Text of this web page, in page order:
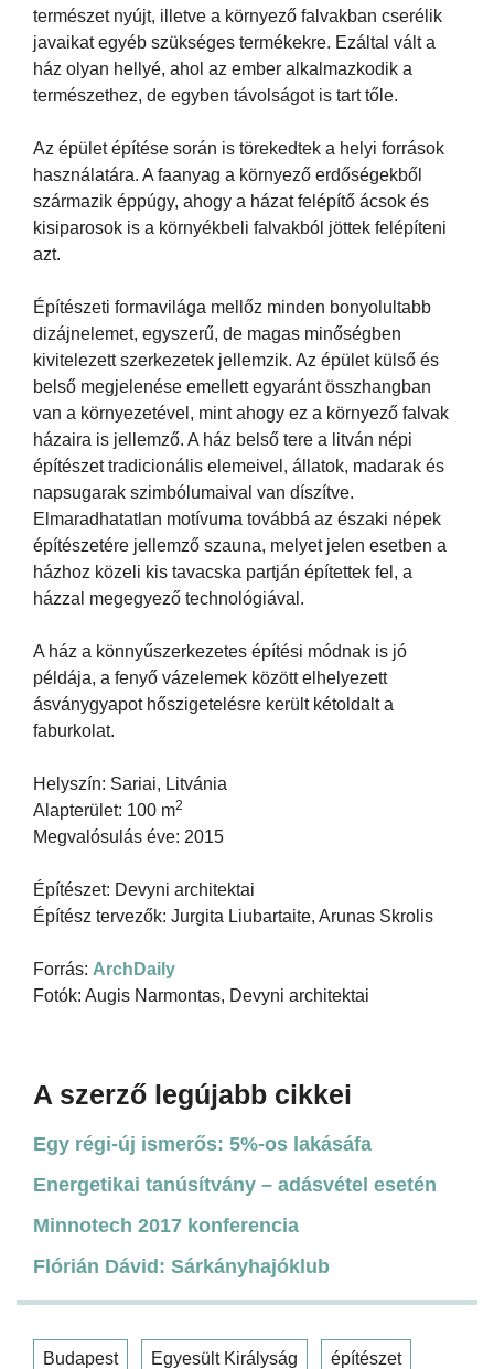
természet nyújt, illetve a környező falvakban cserélik
javaikat egyéb szükséges termékekre. Ezáltal vált a
ház olyan hellyé, ahol az ember alkalmazkodik a
természethez, de egyben távolságot is tart tőle.
Az épület építése során is törekedtek a helyi források
használatára. A faanyag a környező erdőségekből
származik éppúgy, ahogy a házat felépítő ácsok és
kisiparosok is a környékbeli falvakból jöttek felépíteni
azt.
Építészeti formavilága mellőz minden bonyolultabb
dizájnelemet, egyszerű, de magas minőségben
kivitelezett szerkezetek jellemzik. Az épület külső és
belső megjelenése emellett egyaránt összhangban
van a környezetével, mint ahogy ez a környező falvak
házaira is jellemző. A ház belső tere a litván népi
építészet tradicionális elemeivel, állatok, madarak és
napsugarak szimbólumaival van díszítve.
Elmaradhatatlan motívuma továbbá az északi népek
építészetére jellemző szauna, melyet jelen esetben a
házhoz közeli kis tavacska partján építettek fel, a
házzal megegyező technológiával.
A ház a könnyűszerkezetes építési módnak is jó
példája, a fenyő vázelemek között elhelyezett
ásványgyapot hőszigetelésre került kétoldalt a
faburkolat.
Helyszín: Sariai, Litvánia
Alapterület: 100 m2
Megvalósulás éve: 2015
Építészet: Devyni architektai
Építész tervezők: Jurgita Liubartaite, Arunas Skrolis
Forrás: ArchDaily
Fotók: Augis Narmontas, Devyni architektai
A szerző legújabb cikkei
Egy régi-új ismerős: 5%-os lakásáfa
Energetikai tanúsítvány – adásvétel esetén
Minnotech 2017 konferencia
Flórián Dávid: Sárkányhajóklub
Budapest Egyesült Királyság építészet